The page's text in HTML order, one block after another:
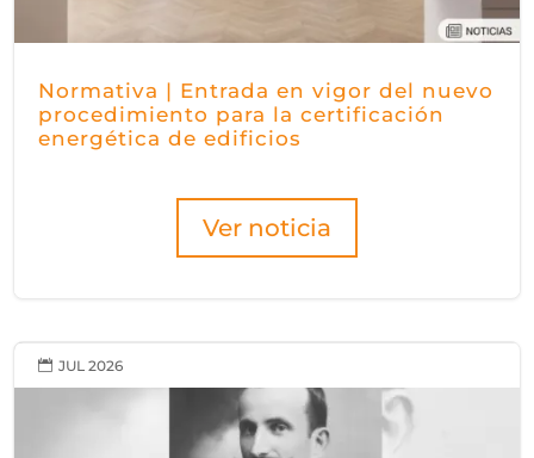
Normativa | Entrada en vigor del nuevo
procedimiento para la certificación
energética de edificios
Ver noticia
 JUL 2026